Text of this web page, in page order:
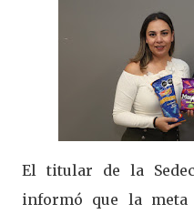
El titular de la
informó que la